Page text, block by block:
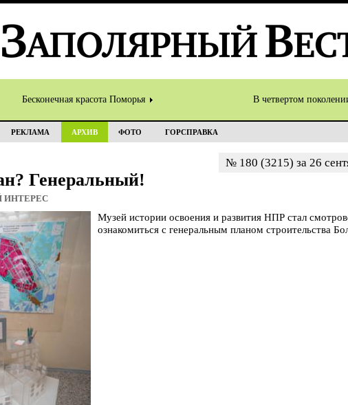
Бесконечная красота Поморья В четвертом
РЕКЛАМА АРХИВ ФОТО ГОРСПРАВКА
№ 180 (3215) за 26
Генеральный!
Музей истории освоения и развития НПР стал
ознакомиться с генеральным планом строительства